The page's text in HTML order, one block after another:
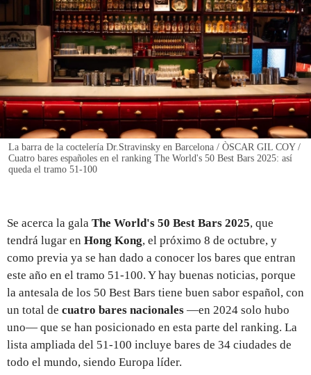
La barra de la coctelería Dr.Stravinsky en Barcelona / ÒSCAR GIL COY /
Cuatro bares españoles en el ranking The World's 50 Best Bars 2025: así
queda el tramo 51-100
Se acerca la gala The World's 50 Best Bars 2025, que
tendrá lugar en Hong Kong, el próximo 8 de octubre, y
como previa ya se han dado a conocer los bares que entran
este año en el tramo 51-100. Y hay buenas noticias, porque
la antesala de los 50 Best Bars tiene buen sabor español, con
un total de cuatro bares nacionales —en 2024 solo hubo
uno— que se han posicionado en esta parte del ranking. La
lista ampliada del 51-100 incluye bares de 34 ciudades de
todo el mundo, siendo Europa líder.